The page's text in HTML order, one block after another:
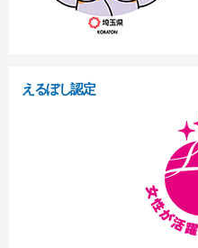
えるぼし認定